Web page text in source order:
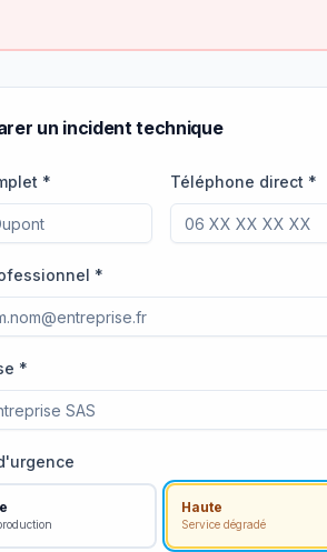
un incident technique
* Téléphone direct *
*
*
Haute
Service dégradé